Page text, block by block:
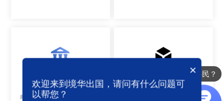
承认第二国籍
多米尼克允许第二国籍 ，无需放弃现
税务优势
无个人所得税，财产税、馈赠税、遗
办理哪些国家的移民？
你们是怎么收费的呢
×
欢迎来到境华出国，请问有什么问题可
以帮您？